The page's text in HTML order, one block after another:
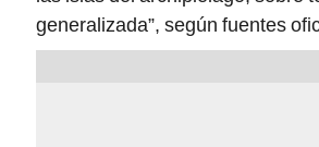
generalizada”, según fuentes